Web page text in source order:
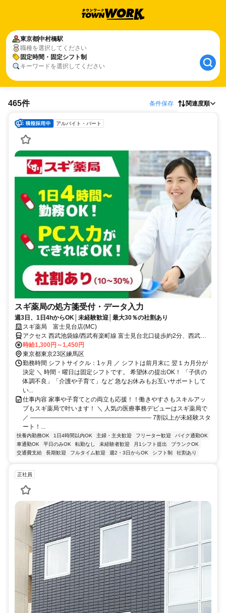
東京都中村橋駅
職種を選択してください
固定時間・固定シフト制
キーワードを選択してください
465件 条件保存 関連度順
アルバイト・パート
スギ薬局の処方箋受付・データ入力
週3日、1日4hからOK│未経験歓迎│最大30％の社割あり
スギ薬局 富士見台店(MC)
アクセス 西武池袋線/西武有楽町線 富士見台北口徒歩約2分、西武池
袋線/西武有楽町線 中村橋徒歩約13分、西武池袋線/西武有楽町線 練馬
高野台南口徒歩約14分
時給1,300円～1,450円
東京都東京23区練馬区
勤務時間 シフトサイクル：1ヶ月 ／ シフトは前月末に 翌１カ月分が
決定 ＼ 時間・曜日は固定シフトです。 希望休の提出OK！ 「子供の
体調不良」「介護や子育て」など 急なお休みもお互いサポートして
い...
仕事内容 家事や子育てとの両立も応援！！働きやすさもスキルアッ
プもスギ薬局で叶います！ ＼ 人気の医療事務デビューはスギ薬局で
／ ―――――――――――――――――――― 7割以上が未経験スタ
ート！...
扶養内勤務OK 1日4時間以内OK 主婦・主夫歓迎 フリーター歓迎
バイク通勤OK
車通勤OK
平日のみOK 転勤なし 未経験者歓迎 月1シフト提出
ブランクOK
交通費支給
長期歓迎 フルタイム歓迎 週2・3日からOK シフト制 社割あり
正社員